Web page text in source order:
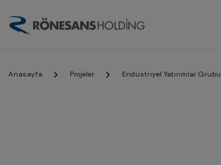
Anasayfa Projeler Endüstriyel Yatırımlar Grubu